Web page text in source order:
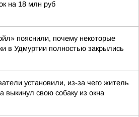
на 18 млн руб
пояснили, почему некоторые
в Удмуртии полностью закрылись
установили, из-за чего житель
выкинул свою собаку из окна